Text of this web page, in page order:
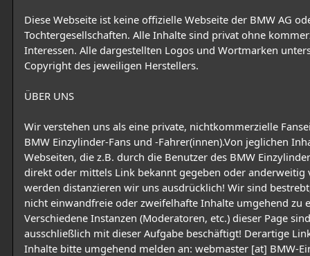
Diese Webseite ist keine offizielle Webseite der BMW AG
Tochtergesellschaften. Alle Inhalte sind privat ohne
Interessen. Alle dargestellten Logos und Wortmarken
Copyright des jeweiligen Herstellers.
ÜBER UNS
Wir verstehen uns als eine private, nichtkommerzielle
BMW Einzylinder-Fans und -Fahrer(innen).Von jeglichen
Webseiten, die z.B. durch die Benutzer des BMW
direkt oder mittels Link bekannt gegeben oder anderweitig
werden distanzieren wir uns ausdrücklich! Wir sind
nicht einwandfreie oder zweifelhafte Inhalte umgehend zu
Verschiedene Instanzen (Moderatoren, etc.) dieser Page sind
ausschließlich mit dieser Aufgabe beschäftigt! Derartige
Inhalte bitte umgehend melden an: webmaster [at] BMW-